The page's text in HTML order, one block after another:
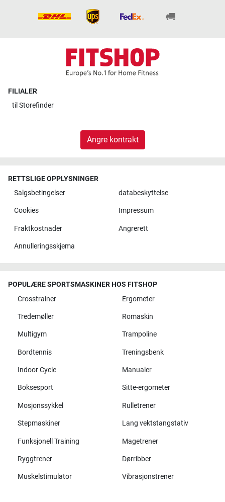
FILIALER
til Storefinder
Angre kontrakt
RETTSLIGE OPPLYSNINGER
Salgsbetingelser
databeskyttelse
Cookies Impressum
Fraktkostnader Angrerett
Annulleringsskjema
POPULÆRE SPORTSMASKINER HOS FITSHOP
Crosstrainer
Ergometer
Tredemøller Romaskin
Multigym Trampoline
Bordtennis Treningsbenk
Indoor Cycle Manualer
Boksesport Sitte-ergometer
Mosjonssykkel Rulletrener
Stepmaskiner Lang vektstangstativ
Funksjonell Training Magetrener
Ryggtrener Dørribber
Muskelstimulator Vibrasjonstrener